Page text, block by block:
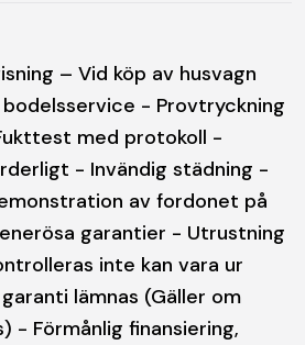
– Vid köp av husvagn
- Provtryckning
med protokoll -
- Invändig städning -
av fordonet på
garantier - Utrustning
inte kan vara ur
lämnas (Gäller om
- Förmånlig finansiering,